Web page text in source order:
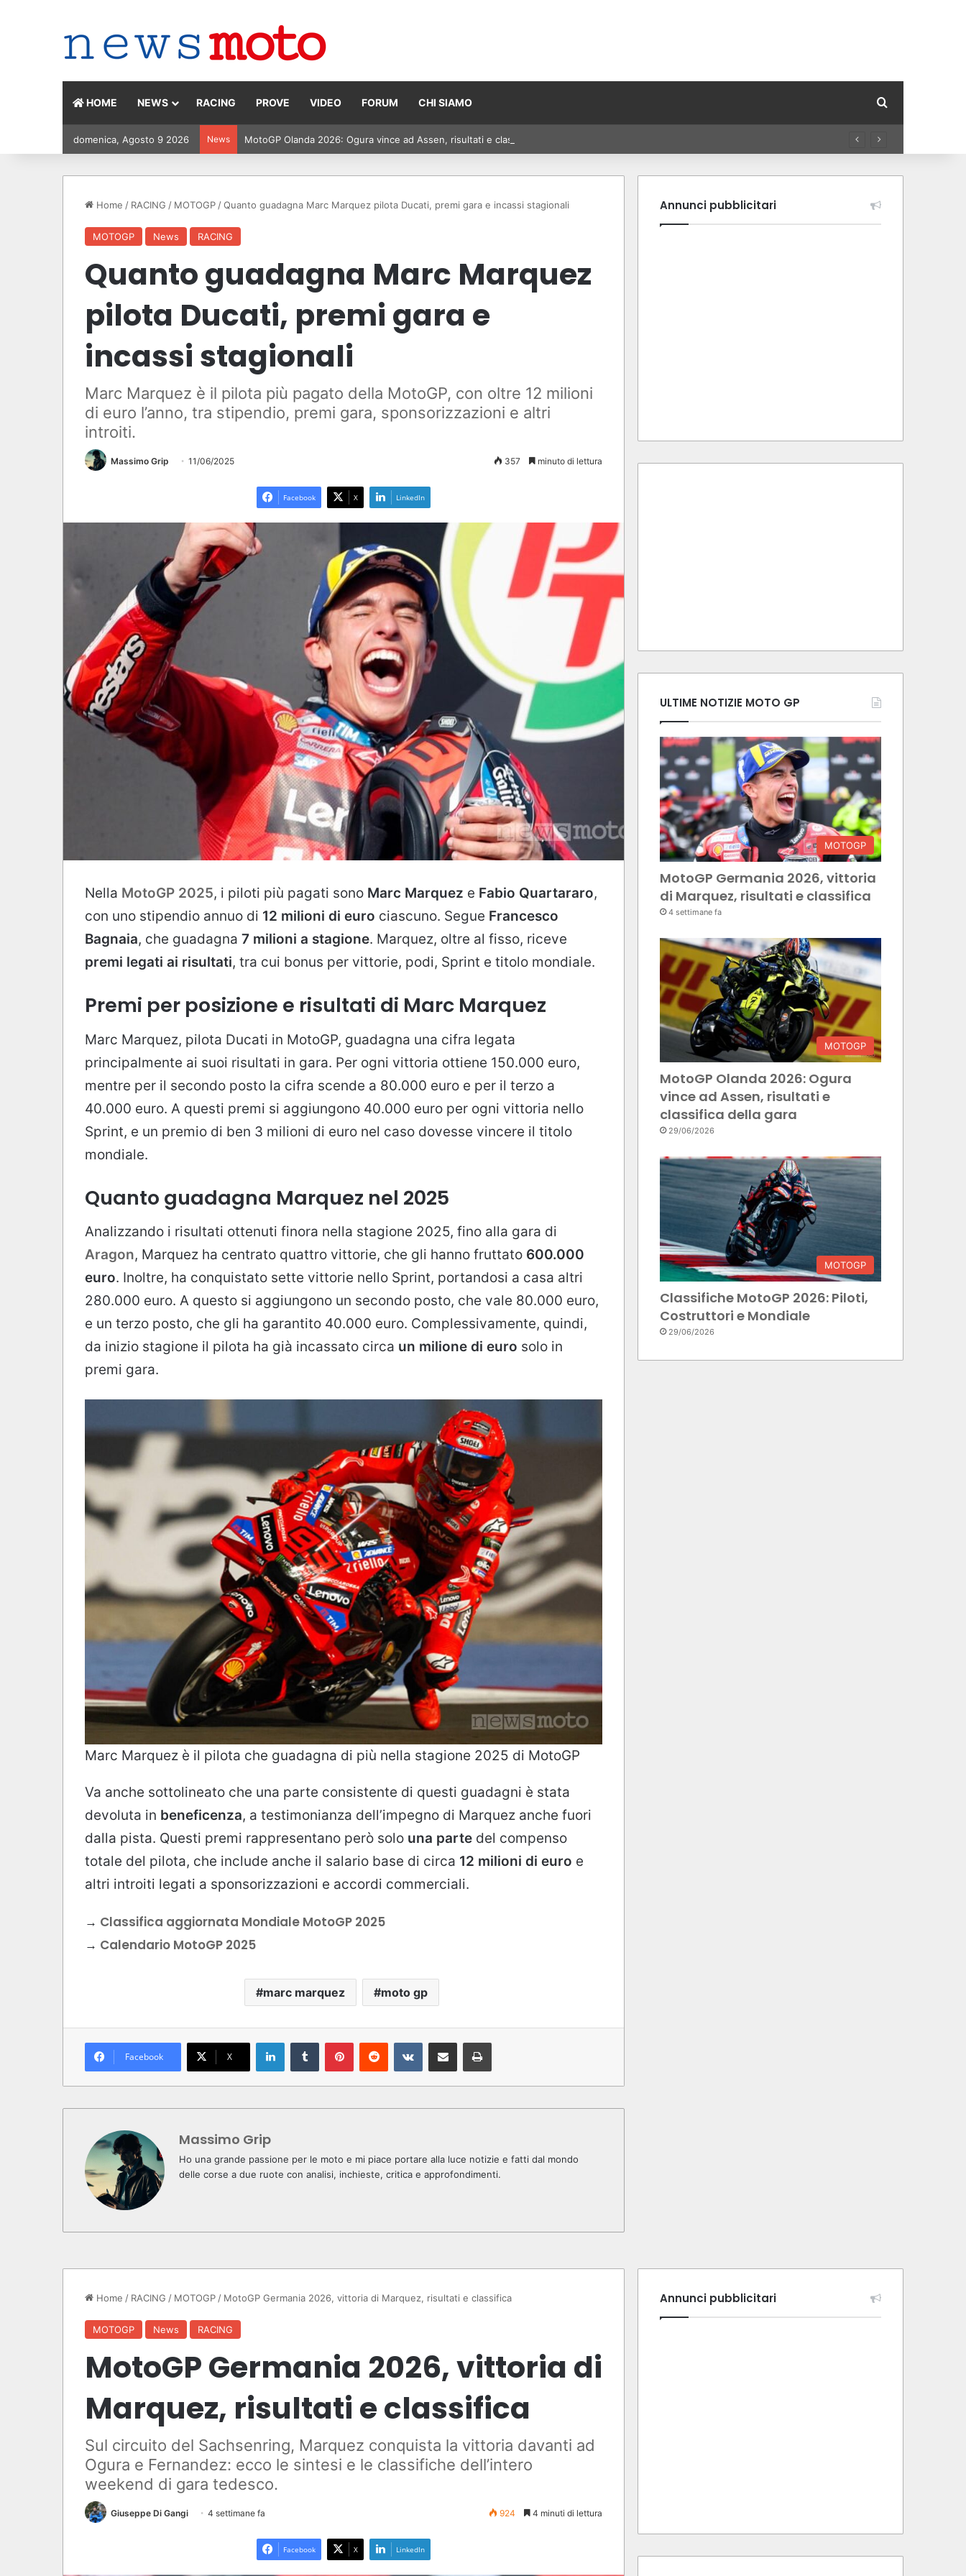
HOME NEWS RACING PROVE VIDEO FORUM CHI SIAMO Cerca per
domenica, Agosto 9 2026 News MotoGP Olanda 2026: Ogura vince ad Assen, risultati e classifica della gara
Home / RACING / MOTOGP /Quanto guadagna Marc Marquez pilota Ducati, premi gara e incassi stagionali
MOTOGP News RACING
Quanto guadagna Marc Marquez
pilota Ducati, premi gara e
incassi stagionali
Marc Marquez è il pilota più pagato della MotoGP, con oltre 12 milioni
di euro l’anno, tra stipendio, premi gara, sponsorizzazioni e altri
introiti.
Massimo Grip 11/06/2025 357 minuto di lettura
Facebook X LinkedIn
Nella MotoGP 2025, i piloti più pagati sono Marc Marquez e Fabio Quartararo,
con uno stipendio annuo di 12 milioni di euro ciascuno. Segue Francesco
Bagnaia, che guadagna 7 milioni a stagione. Marquez, oltre al fisso, riceve
premi legati ai risultati, tra cui bonus per vittorie, podi, Sprint e titolo mondiale.
Premi per posizione e risultati di Marc Marquez
Marc Marquez, pilota Ducati in MotoGP, guadagna una cifra legata
principalmente ai suoi risultati in gara. Per ogni vittoria ottiene 150.000 euro,
mentre per il secondo posto la cifra scende a 80.000 euro e per il terzo a
40.000 euro. A questi premi si aggiungono 40.000 euro per ogni vittoria nello
Sprint, e un premio di ben 3 milioni di euro nel caso dovesse vincere il titolo
mondiale.
Quanto guadagna Marquez nel 2025
Analizzando i risultati ottenuti finora nella stagione 2025, fino alla gara di
Aragon, Marquez ha centrato quattro vittorie, che gli hanno fruttato 600.000
euro. Inoltre, ha conquistato sette vittorie nello Sprint, portandosi a casa altri
280.000 euro. A questo si aggiungono un secondo posto, che vale 80.000 euro,
e un terzo posto, che gli ha garantito 40.000 euro. Complessivamente, quindi,
da inizio stagione il pilota ha già incassato circa un milione di euro solo in
premi gara.
Marc Marquez è il pilota che guadagna di più nella stagione 2025 di MotoGP
Va anche sottolineato che una parte consistente di questi guadagni è stata
devoluta in beneficenza, a testimonianza dell’impegno di Marquez anche fuori
dalla pista. Questi premi rappresentano però solo una parte del compenso
totale del pilota, che include anche il salario base di circa 12 milioni di euro e
altri introiti legati a sponsorizzazioni e accordi commerciali.
→ Classifica aggiornata Mondiale MotoGP 2025
→ Calendario MotoGP 2025
marc marquez moto gp
Facebook X
LinkedInTumblr PinterestReddit VKontakte
Condividi via mail Stampa
Massimo Grip
Ho una grande passione per le moto e mi piace portare alla luce notizie e fatti dal mondo
delle corse a due ruote con analisi, inchieste, critica e approfondimenti.
Annunci pubblicitari
ULTIME NOTIZIE MOTO GP
MOTOGP
MotoGP Germania 2026, vittoria
di Marquez, risultati e classifica
4 settimane fa
MOTOGP
MotoGP Olanda 2026: Ogura
vince ad Assen, risultati e
classifica della gara
29/06/2026
MOTOGP
Classifiche MotoGP 2026: Piloti,
Costruttori e Mondiale
29/06/2026